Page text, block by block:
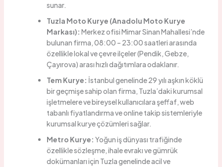
sunar.
Tuzla Moto Kurye (Anadolu Moto Kurye
Markası): Merkez ofisi Mimar Sinan Mahallesi’nde
bulunan firma, 08:00 – 23:00 saatleri arasında
özellikle lokal ve çevre ilçeler (Pendik, Gebze,
Çayırova) arası hızlı dağıtımlara odaklanır.
Tem Kurye: İstanbul genelinde 29 yılı aşkın köklü
bir geçmişe sahip olan firma, Tuzla’daki kurumsal
işletmelere ve bireysel kullanıcılara şeffaf, web
tabanlı fiyatlandırma ve online takip sistemleriyle
kurumsal kurye çözümleri sağlar.
Metro Kurye: Yoğun iş dünyası trafiğinde
özellikle sözleşme, ihale evrakı ve gümrük
dokümanları için Tuzla genelinde acil ve